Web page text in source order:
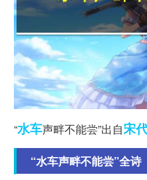
“水车声畔不能尝”出自宋
“水车声畔不能尝”全诗